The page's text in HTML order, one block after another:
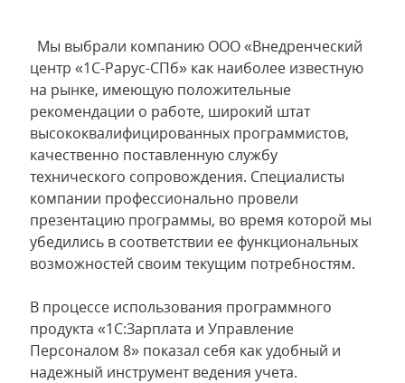
Мы выбрали компанию ООО «Внедренческий
центр «1С-Рарус-СПб» как наиболее известную
на рынке, имеющую положительные
рекомендации о работе, широкий штат
высококвалифицированных программистов,
качественно поставленную службу
технического сопровождения. Специалисты
компании профессионально провели
презентацию программы, во время которой мы
убедились в соответствии ее функциональных
возможностей своим текущим потребностям.
В процессе использования программного
продукта «1С:Зарплата и Управление
Персоналом 8» показал себя как удобный и
надежный инструмент ведения учета.